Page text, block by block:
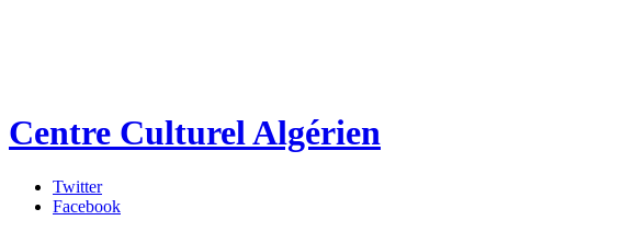
Centre Culturel Algérien
Twitter
Facebook